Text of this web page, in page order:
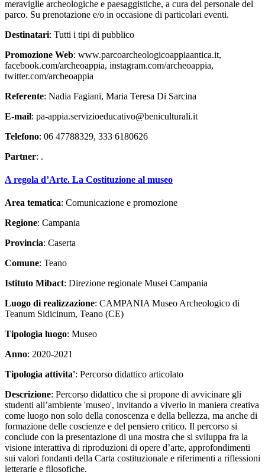
meraviglie archeologiche e paesaggistiche, a cura del personale del
parco. Su prenotazione e/o in occasione di particolari eventi.
Destinatari: Tutti i tipi di pubblico
Promozione Web: www.parcoarcheologicoappiaantica.it,
facebook.com/archeoappia, instagram.com/archeoappia,
twitter.com/archeoappia
Referente: Nadia Fagiani, Maria Teresa Di Sarcina
E-mail: pa-appia.servizioeducativo@beniculturali.it
Telefono: 06 47788329, 333 6180626
Partner: .
A regola d’Arte. La Costituzione al museo
Area tematica: Comunicazione e promozione
Regione: Campania
Provincia: Caserta
Comune: Teano
Istituto Mibact: Direzione regionale Musei Campania
Luogo di realizzazione: CAMPANIA Museo Archeologico di
Teanum Sidicinum, Teano (CE)
Tipologia luogo: Museo
Anno: 2020-2021
Tipologia attivita': Percorso didattico articolato
Descrizione: Percorso didattico che si propone di avvicinare gli
studenti all’ambiente 'museo', invitando a viverlo in maniera creativa
come luogo non solo della conoscenza e della bellezza, ma anche di
formazione delle coscienze e del pensiero critico. Il percorso si
conclude con la presentazione di una mostra che si sviluppa fra la
visione interattiva di riproduzioni di opere d’arte, approfondimenti
sui valori fondanti della Carta costituzionale e riferimenti a riflessioni
letterarie e filosofiche.